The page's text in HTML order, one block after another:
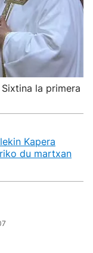
la primera
Kapera
du martxan